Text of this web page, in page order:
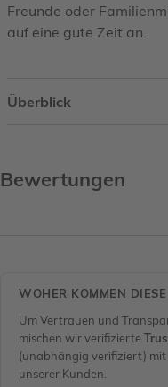
Freunde oder
auf eine gute Zeit an.
Überblick
Bewertungen
WOHER KOMMEN
Um Vertrauen und
mischen wir verifizierte
(unabhängig verifiziert)
unserer Kunden.